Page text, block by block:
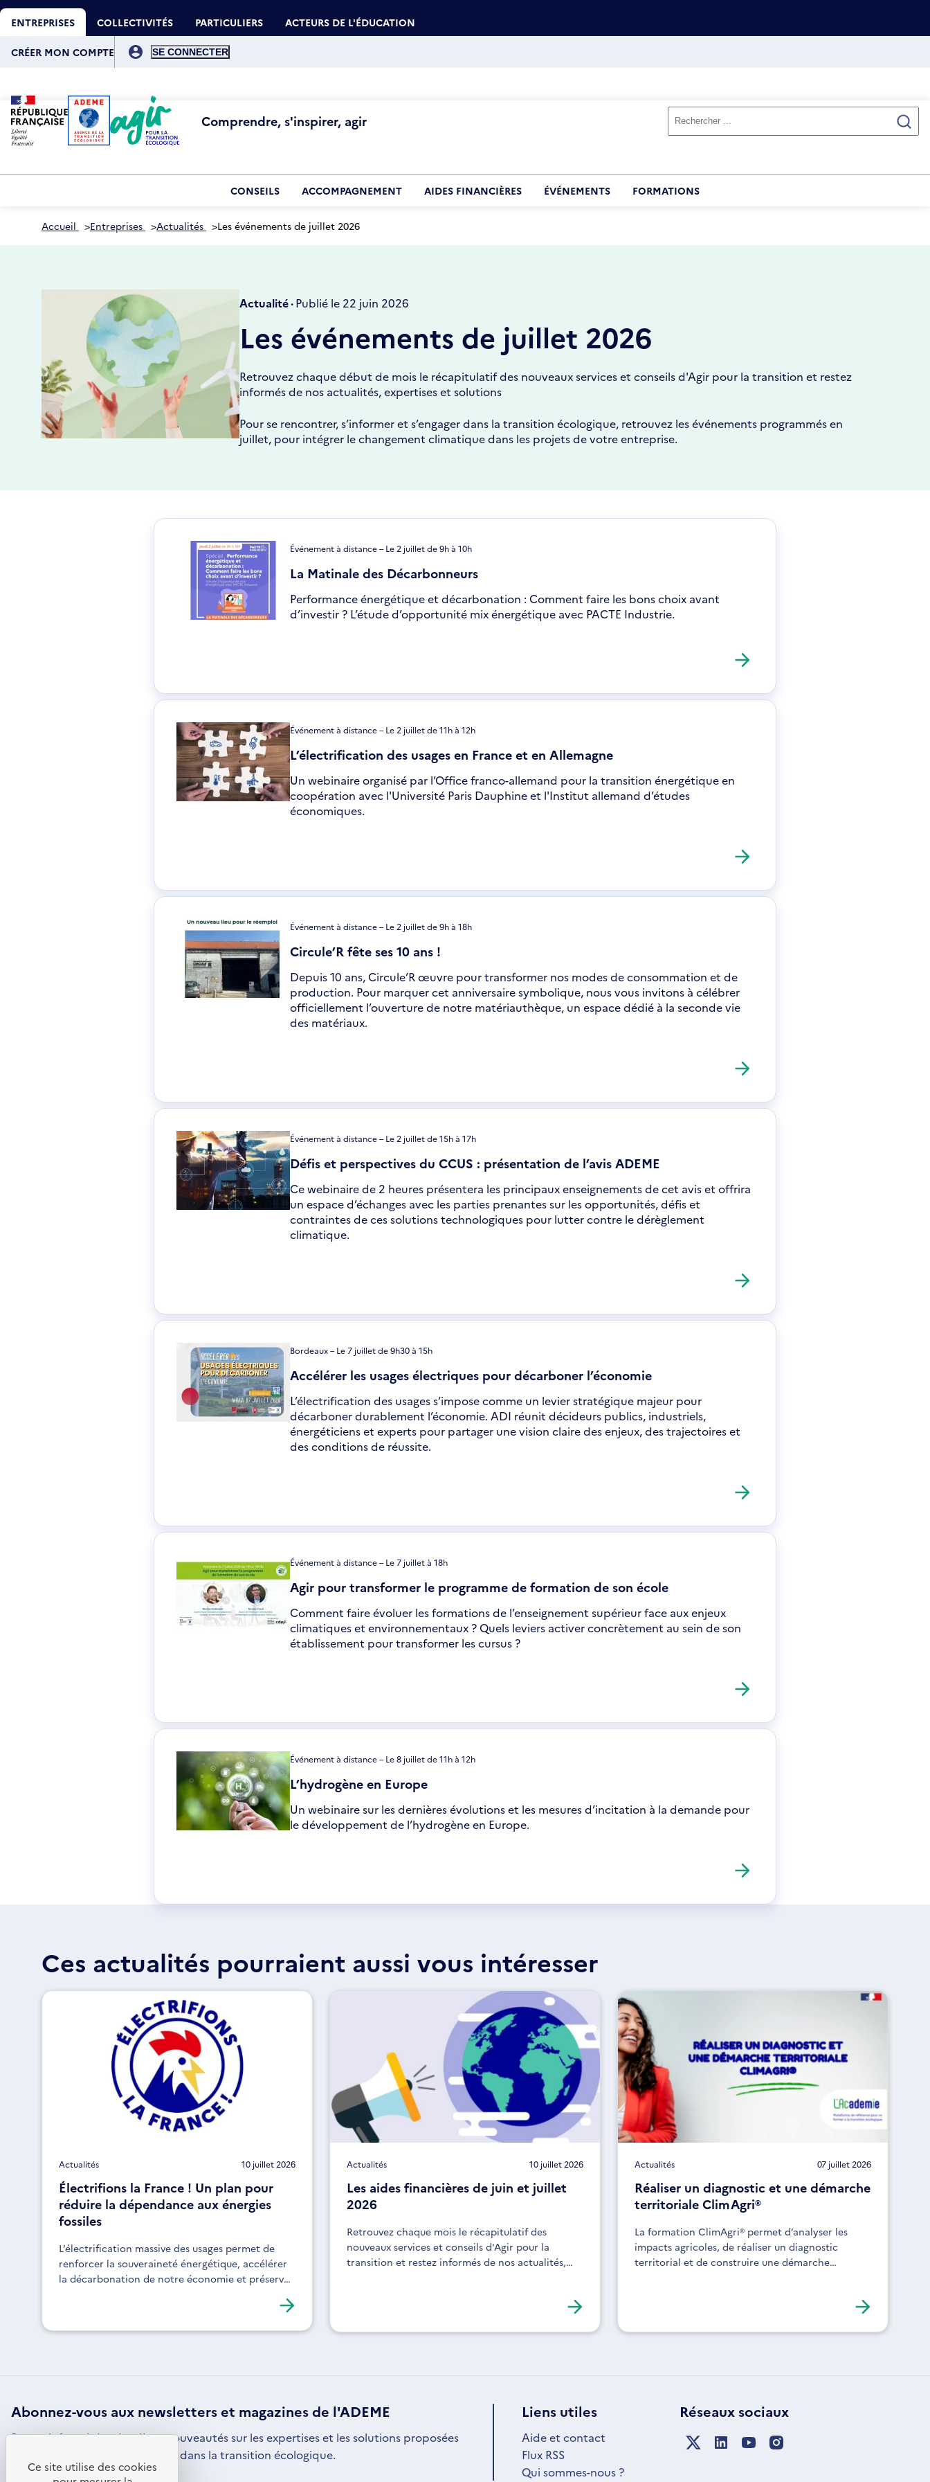
Aller
au
contenu
ENTREPRISES COLLECTIVITÉS PARTICULIERS ACTEURS DE L'ÉDUCATION
compte
CRÉER MON COMPTE
Comprendre, s'inspirer, agir
CONSEILS ACCOMPAGNEMENT AIDES FINANCIÈRES ÉVÉNEMENTS FORMATIONS
Accueil >Entreprises >Actualités >Les événements de juillet 2026
Actualité ·Publié le 22 juin 2026
Les événements de juillet 2026
Retrouvez chaque début de mois le récapitulatif des nouveaux services et conseils d'Agir pour la transition et restez
informés de nos actualités, expertises et solutions
Pour se rencontrer, s’informer et s’engager dans la transition écologique, retrouvez les événements programmés en
juillet, pour intégrer le changement climatique dans les projets de votre entreprise.
Événement à distance – Le 2 juillet de 9h à 10h
La Matinale des Décarbonneurs
Performance énergétique et décarbonation : Comment faire les bons choix avant
d’investir ? L’étude d’opportunité mix énergétique avec PACTE Industrie.
Événement à distance – Le 2 juillet de 11h à 12h
L’électrification des usages en France et en Allemagne
Un webinaire organisé par l’Office franco-allemand pour la transition énergétique en
coopération avec l'Université Paris Dauphine et l'Institut allemand d’études
économiques.
Événement à distance – Le 2 juillet de 9h à 18h
Circule’R fête ses 10 ans !
Depuis 10 ans, Circule’R œuvre pour transformer nos modes de consommation et de
production. Pour marquer cet anniversaire symbolique, nous vous invitons à célébrer
officiellement l’ouverture de notre matériauthèque, un espace dédié à la seconde vie
des matériaux.
Événement à distance – Le 2 juillet de 15h à 17h
Défis et perspectives du CCUS : présentation de l’avis ADEME
Ce webinaire de 2 heures présentera les principaux enseignements de cet avis et offrira
un espace d’échanges avec les parties prenantes sur les opportunités, défis et
contraintes de ces solutions technologiques pour lutter contre le dérèglement
climatique.
Bordeaux – Le 7 juillet de 9h30 à 15h
Accélérer les usages électriques pour décarboner l’économie
L’électrification des usages s’impose comme un levier stratégique majeur pour
décarboner durablement l’économie. ADI réunit décideurs publics, industriels,
énergéticiens et experts pour partager une vision claire des enjeux, des trajectoires et
des conditions de réussite.
Événement à distance – Le 7 juillet à 18h
Agir pour transformer le programme de formation de son école
Comment faire évoluer les formations de l’enseignement supérieur face aux enjeux
climatiques et environnementaux ? Quels leviers activer concrètement au sein de son
établissement pour transformer les cursus ?
Événement à distance – Le 8 juillet de 11h à 12h
L’hydrogène en Europe
Un webinaire sur les dernières évolutions et les mesures d’incitation à la demande pour
le développement de l’hydrogène en Europe.
Ces actualités pourraient aussi vous intéresser
Actualités 10 juillet 2026
Électrifions la France ! Un plan pour
réduire la dépendance aux énergies
fossiles
L’électrification massive des usages permet de
renforcer la souveraineté énergétique, accélérer
la décarbonation de notre économie et préserver
Actualités 10 juillet 2026
Les aides financières de juin et juillet
2026
Retrouvez chaque mois le récapitulatif des
nouveaux services et conseils d'Agir pour la
transition et restez informés de nos actualités,
Actualités 07 juillet 2026
Réaliser un diagnostic et une démarche
territoriale ClimAgri®
La formation ClimAgri® permet d’analyser les
impacts agricoles, de réaliser un diagnostic
territorial et de construire une démarche
Abonnez-vous aux newsletterset magazines de l'ADEME
Restez informé des dernières nouveautés sur les expertises et les solutions proposées
par l'ADEME pour vous engager dans la transition écologique.
Liens utiles
Aide et contact
Flux RSS
Qui sommes-nous ?
Réseaux sociaux
Ce site utilise des cookies